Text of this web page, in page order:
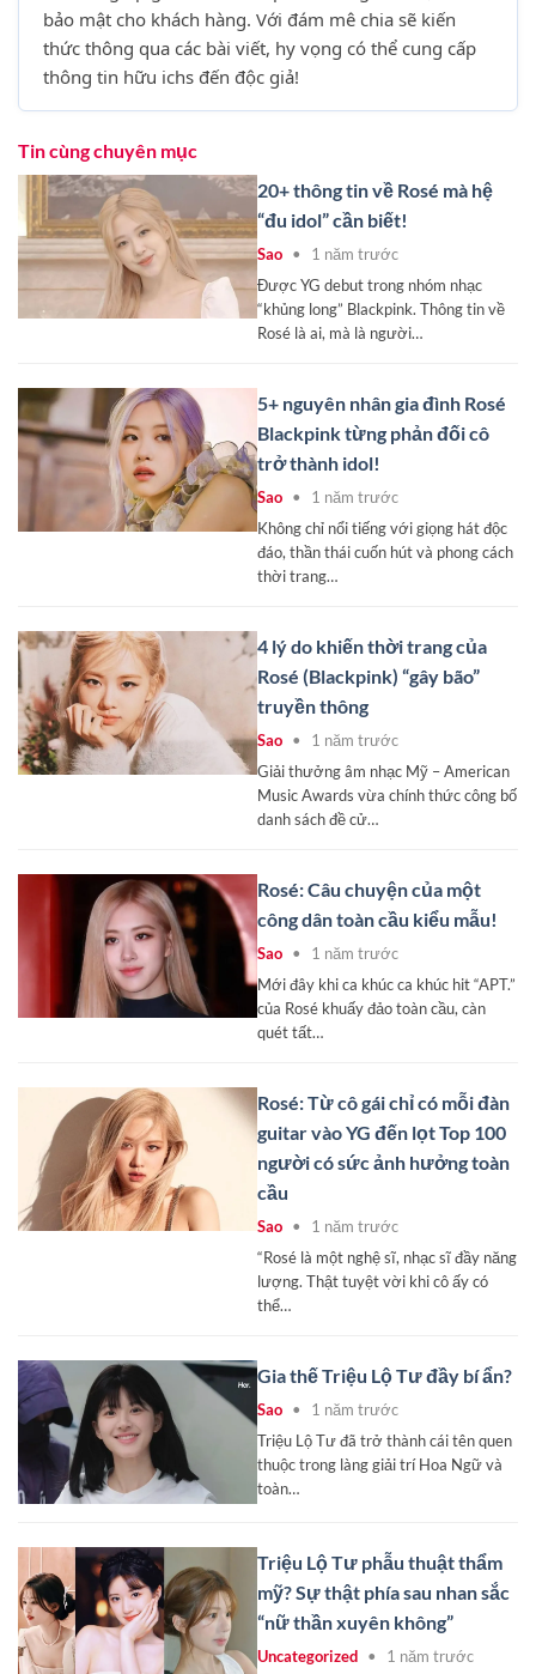
bảo mật cho khách hàng. Với đám mê chia sẽ kiến
thức thông qua các bài viết, hy vọng có thể cung cấp
thông tin hữu ichs đến độc giả!
Tin cùng chuyên mục
20+ thông tin về Rosé mà hệ
“đu idol” cần biết!
Sao •
1 năm trước
Được YG debut trong nhóm nhạc
“khủng long” Blackpink. Thông tin về
Rosé là ai, mà là người…
5+ nguyên nhân gia đình Rosé
Blackpink từng phản đối cô
trở thành idol!
Sao •
1 năm trước
Không chỉ nổi tiếng với giọng hát độc
đáo, thần thái cuốn hút và phong cách
thời trang…
4 lý do khiến thời trang của
Rosé (Blackpink) “gây bão”
truyền thông
Sao •
1 năm trước
Giải thưởng âm nhạc Mỹ – American
Music Awards vừa chính thức công bố
danh sách đề cử…
Rosé: Câu chuyện của một
công dân toàn cầu kiểu mẫu!
Sao •
1 năm trước
Mới đây khi ca khúc ca khúc hit “APT.”
của Rosé khuấy đảo toàn cầu, càn
quét tất…
Rosé: Từ cô gái chỉ có mỗi đàn
guitar vào YG đến lọt Top 100
người có sức ảnh hưởng toàn
cầu
Sao •
1 năm trước
“Rosé là một nghệ sĩ, nhạc sĩ đầy năng
lượng. Thật tuyệt vời khi cô ấy có
thể…
Gia thế Triệu Lộ Tư đầy bí ẩn?
Sao •
1 năm trước
Triệu Lộ Tư đã trở thành cái tên quen
thuộc trong làng giải trí Hoa Ngữ và
toàn…
Triệu Lộ Tư phẫu thuật thẩm
mỹ? Sự thật phía sau nhan sắc
“nữ thần xuyên không”
Uncategorized •
1 năm trước